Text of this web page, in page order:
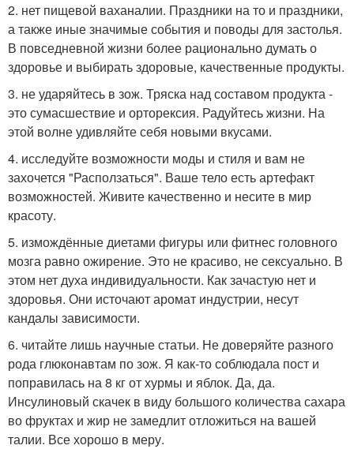
2. нет пищевой ваханалии. Праздники на то и праздники,
а также иные значимые события и поводы для застолья.
В повседневной жизни более рационально думать о
здоровье и выбирать здоровые, качественные продукты.
3. не ударяйтесь в зож. Тряска над составом продукта -
это сумасшествие и орторексия. Радуйтесь жизни. На
этой волне удивляйте себя новыми вкусами.
4. исследуйте возможности моды и стиля и вам не
захочется "Расползаться". Ваше тело есть артефакт
возможностей. Живите качественно и несите в мир
красоту.
5. измождённые диетами фигуры или фитнес головного
мозга равно ожирение. Это не красиво, не сексуально. В
этом нет духа индивидуальности. Как зачастую нет и
здоровья. Они источают аромат индустрии, несут
кандалы зависимости.
6. читайте лишь научные статьи. Не доверяйте разного
рода глюконавтам по зож. Я как-то соблюдала пост и
поправилась на 8 кг от хурмы и яблок. Да, да.
Инсулиновый скачек в виду большого количества сахара
во фруктах и жир не замедлит отложиться на вашей
талии. Все хорошо в меру.